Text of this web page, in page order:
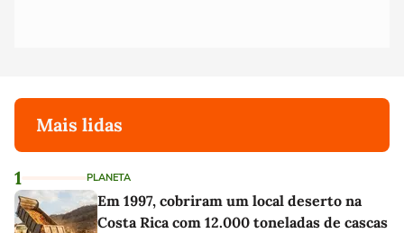
Mais lidas
1 PLANETA
Em 1997, cobriram um local deserto na
Costa Rica com 12.000 toneladas de cascas